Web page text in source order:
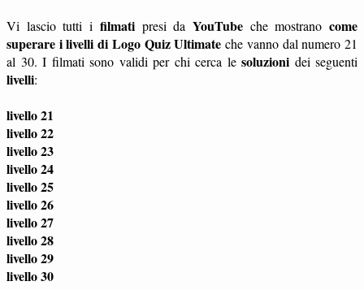
Vi lascio tutti i filmatipresi da YouTubeche mostranocome
superare i livelli di Logo Quiz Ultimate che vanno dal numero 21
al 30. I filmati sono validi per chi cerca le soluzioni dei seguenti
livelli:
livello 21
livello 22
livello 23
livello 24
livello 25
livello 26
livello 27
livello 28
livello 29
livello 30